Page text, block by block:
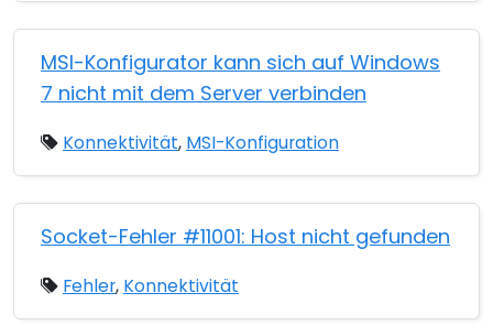
MSI-Konfigurator kann sich auf Windows
7 nicht mit dem Server verbinden
Konnektivität, MSI-Konfiguration
Socket-Fehler #11001: Host nicht gefunden
Fehler, Konnektivität